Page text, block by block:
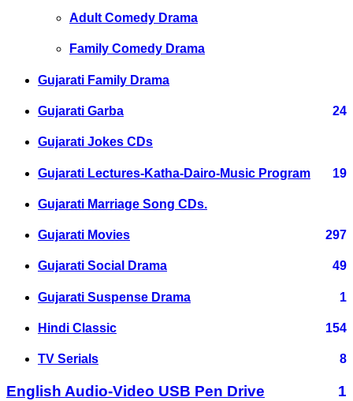
Adult Comedy Drama
Family Comedy Drama
Gujarati Family Drama
Gujarati Garba 24
Gujarati Jokes CDs
Gujarati Lectures-Katha-Dairo-Music Program 19
Gujarati Marriage Song CDs.
Gujarati Movies 297
Gujarati Social Drama 49
Gujarati Suspense Drama 1
Hindi Classic 154
TV Serials 8
English Audio-Video USB Pen Drive
1